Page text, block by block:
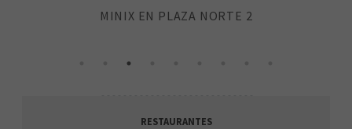
MINIX EN PLAZA NORTE 2
RESTAURANTES